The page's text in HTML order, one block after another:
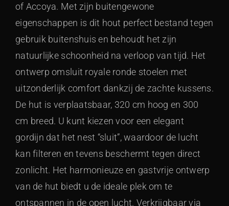
of Accoya. Met zijn buitengewone
eigenschappen is dit hout perfect bestand tegen
gebruik buitenshuis en behoudt het zijn
natuurlijke schoonheid na verloop van tijd. Het
ontwerp omsluit royale ronde stoelen met
uitzonderlijk comfort dankzij de zachte kussens.
De hut is verplaatsbaar, 320 cm hoog en 300
cm breed. U kunt kiezen voor een elegant
gordijn dat het nest “sluit”, waardoor de lucht
kan filteren en tevens beschermt tegen direct
zonlicht. Het harmonieuze en gastvrije ontwerp
van de hut biedt u de ideale plek om te
ontspannen in de open lucht. Verkrijgbaar via